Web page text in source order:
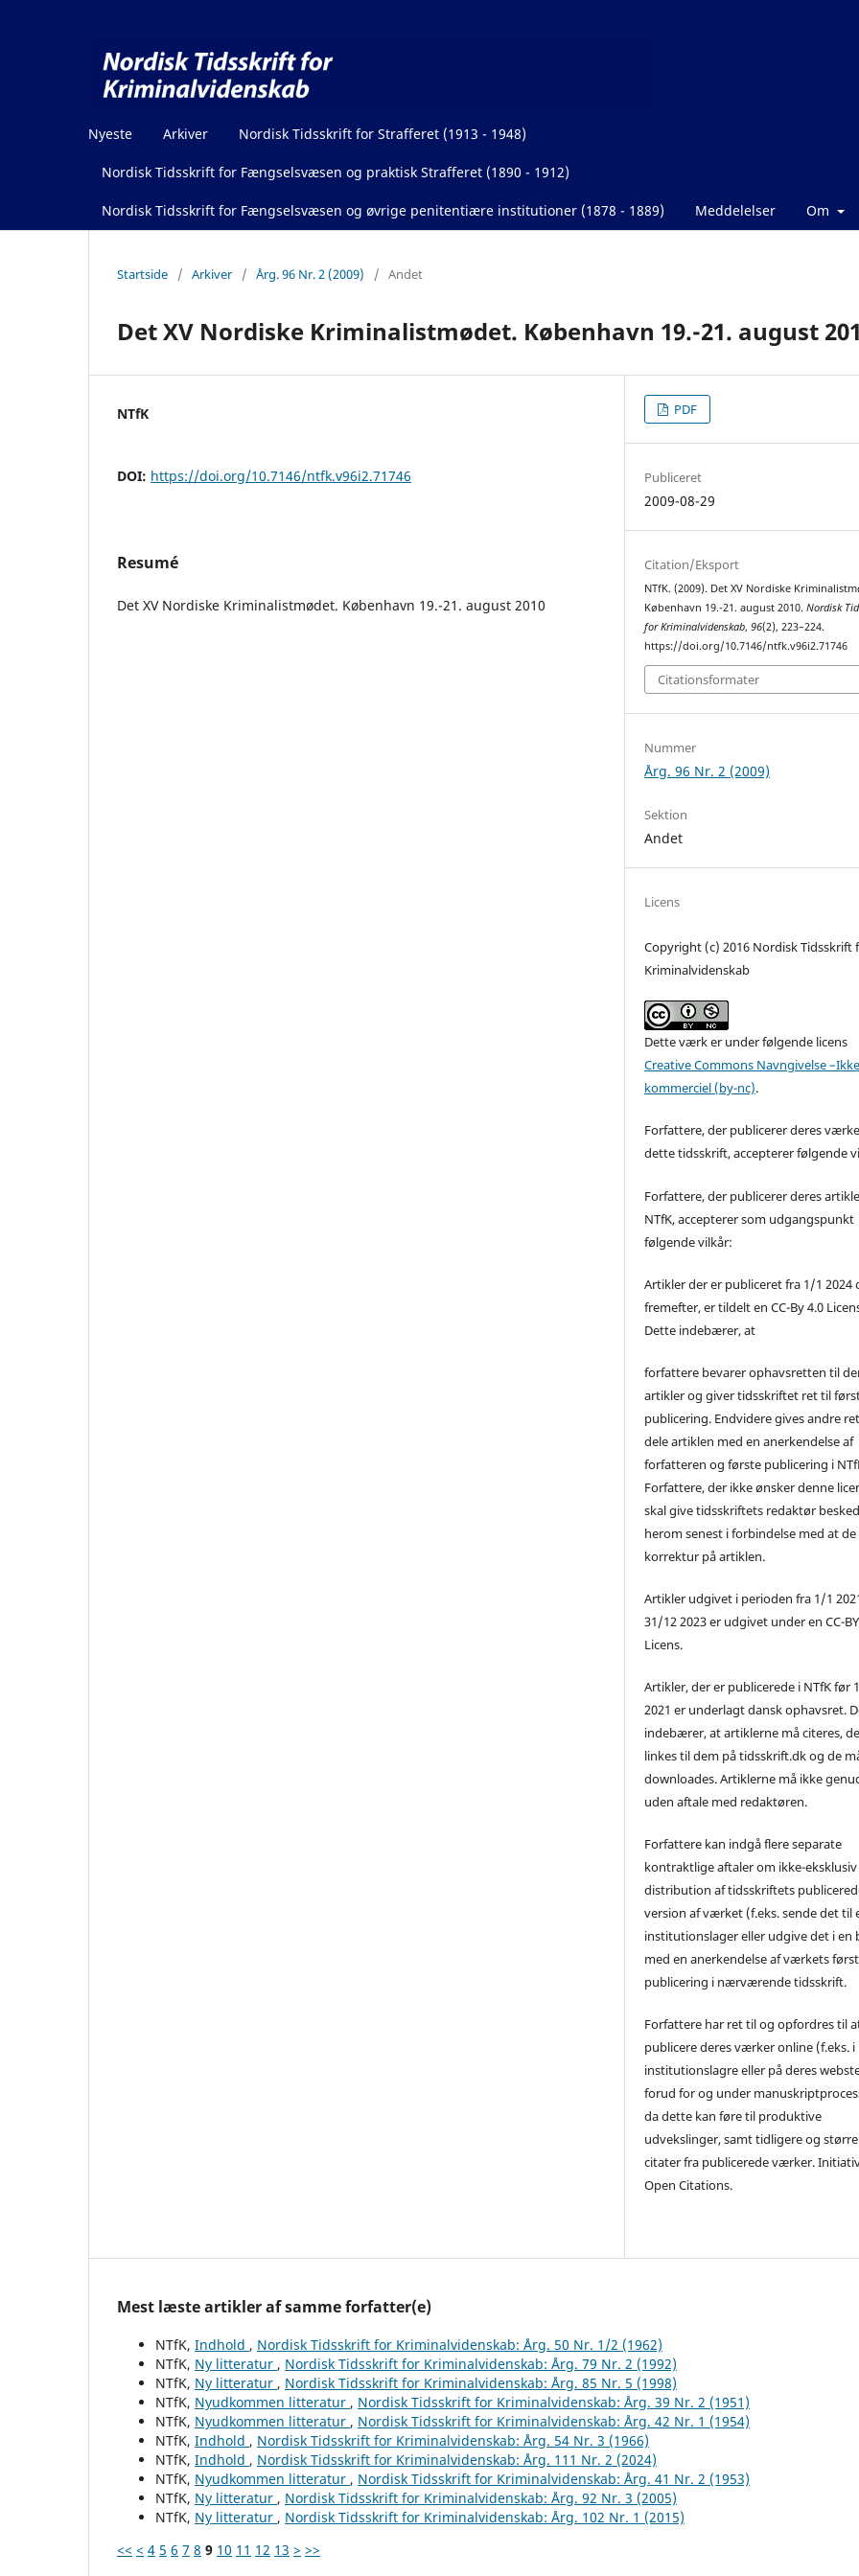
Nyeste Arkiver Nordisk Tidsskrift for Strafferet (1913 - 1948)
Nordisk Tidsskrift for Fængselsvæsen og praktisk Strafferet (1890 - 1912)
Nordisk Tidsskrift for Fængselsvæsen og øvrige penitentiære institutioner (1878 - 1889) Meddelelser Om
Startside / Arkiver / Årg. 96 Nr. 2 (2009) / Andet
Det XV Nordiske Kriminalistmødet. København 19.-21. august
NTfK
DOI: https://doi.org/10.7146/ntfk.v96i2.71746
Resumé
Det XV Nordiske Kriminalistmødet. København 19.-21. august 2010
PDF
Publiceret
2009-08-29
Citation/Eksport
NTfK. (2009). Det XV Nordiske
København 19.-21. august 2010.Nordisk
for Kriminalvidenskab,96(2), 223–224.
https://doi.org/10.7146/ntfk.v96i2.71746
Citationsformater
Nummer
Årg. 96 Nr. 2 (2009)
Sektion
Andet
Licens
Copyright (c) 2016 Nordisk Tidsskrift
Kriminalvidenskab
Dette værk er under følgende licens
Creative Commons Navngivelse
kommerciel (by-nc).
Forfattere, der publicerer deres
dette tidsskrift, accepterer følgende
Forfattere, der publicerer deres
NTfK, accepterer som udgangspunkt
følgende vilkår:
Artikler der er publiceret fra 1/1 2024
fremefter, er tildelt en CC-By 4.0
Dette indebærer, at
forfattere bevarer ophavsretten til
artikler og giver tidsskriftet ret til
publicering. Endvidere gives andre
dele artiklen med en anerkendelse af
forfatteren og første publicering i
Forfattere, der ikke ønsker denne
skal give tidsskriftets redaktør besked
herom senest i forbindelse med at
korrektur på artiklen.
Artikler udgivet i perioden fra 1/1
31/12 2023 er udgivet under en CC-
Licens.
Artikler, der er publicerede i NTfK før
2021 er underlagt dansk ophavsret.
indebærer, at artiklerne må citeres,
linkes til dem på tidsskrift.dk og de
downloades. Artiklerne må ikke
uden aftale med redaktøren.
Forfattere kan indgå flere separate
kontraktlige aftaler om ikke-eksklusiv
distribution af tidsskriftets
version af værket (f.eks. sende det til
institutionslager eller udgive det i en
med en anerkendelse af værkets
publicering i nærværende tidsskrift.
Forfattere har ret til og opfordres til
publicere deres værker online (f.eks. i
institutionslagre eller på deres
forud for og under
da dette kan føre til produktive
udvekslinger, samt tidligere og større
citater fra publicerede værker.
Open Citations.
Mest læste artikler af samme forfatter(e)
NTfK, Indhold , Nordisk Tidsskrift for Kriminalvidenskab: Årg. 50 Nr. 1/2 (1962)
NTfK, Ny litteratur , Nordisk Tidsskrift for Kriminalvidenskab: Årg. 79 Nr. 2 (1992)
NTfK, Ny litteratur , Nordisk Tidsskrift for Kriminalvidenskab: Årg. 85 Nr. 5 (1998)
NTfK, Nyudkommen litteratur , Nordisk Tidsskrift for Kriminalvidenskab: Årg. 39 Nr. 2 (1951)
NTfK, Nyudkommen litteratur , Nordisk Tidsskrift for Kriminalvidenskab: Årg. 42 Nr. 1 (1954)
NTfK, Indhold , Nordisk Tidsskrift for Kriminalvidenskab: Årg. 54 Nr. 3 (1966)
NTfK, Indhold , Nordisk Tidsskrift for Kriminalvidenskab: Årg. 111 Nr. 2 (2024)
NTfK, Nyudkommen litteratur , Nordisk Tidsskrift for Kriminalvidenskab: Årg. 41 Nr. 2 (1953)
NTfK, Ny litteratur , Nordisk Tidsskrift for Kriminalvidenskab: Årg. 92 Nr. 3 (2005)
NTfK, Ny litteratur , Nordisk Tidsskrift for Kriminalvidenskab: Årg. 102 Nr. 1 (2015)
<< < 4 5 6 7 8 9 10 11 12 13 > >>